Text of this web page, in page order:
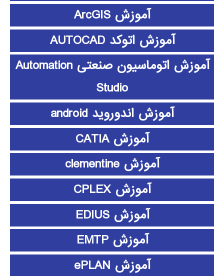
آموزش ArcGIS
آموزش اتوکد AUTOCAD
آموزش اتوماسیون صنعتی Automation
Studio
آموزش اندوروید android
آموزش CATIA
آموزش clementine
آموزش CPLEX
آموزش EDIUS
آموزش EMTP
آموزش ePLAN